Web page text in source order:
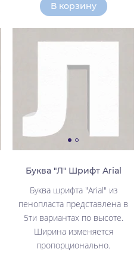
В корзину
Буква "Л" Шрифт Arial
Буква шрифта "Arial" из
пенопласта представлена в
5ти вариантах по высоте.
Ширина изменяется
пропорционально.